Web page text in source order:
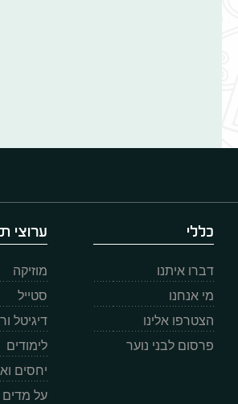
כללי
דברו איתנו
מי אנחנו
הצטרפו אלינו
פרסום לבני נוער
ערוצי
מוזיקה
סטייל
דיגיטל
לימודים
יחסים
על מדים